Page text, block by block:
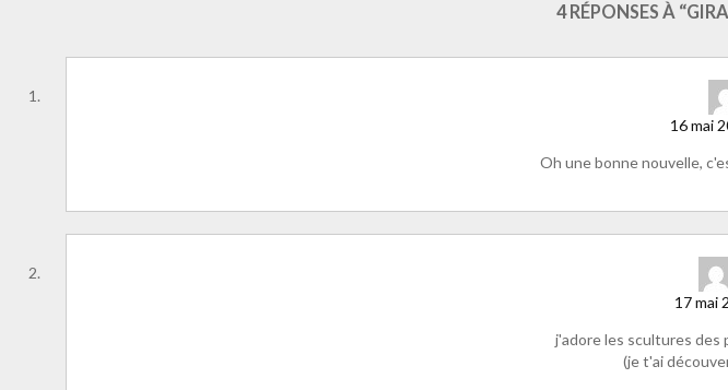
4 RÉPONSES À
16 mai
Oh une bonne nouvelle,
17 mai
j'adore les scultures des
(je t'ai